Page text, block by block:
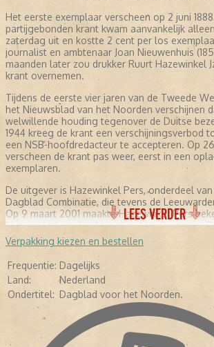
Het eerste exemplaar verscheen op 2 juni
partijgebonden krant kwam aanvankelijk
zaterdag uit en kostte 2 cent per los
journalist en ambtenaar Joan Nieuwenhuis
maanden later zou drukker Ruurt Hazewinkel
krant overnemen.
Tijdens de eerste vier jaren van de Tweede
het Nieuwsblad van het Noorden verschijnen
welwillende houding tegenover de Duitse
1944 kreeg de krant een verschijningsverbod
een NSB-hoofdredacteur te accepteren. Op
verscheen de krant pas weer, eerst in een
exemplaren.
De uitgever is Hazewinkel Pers, onderdeel
Dagblad Combinatie, die tevens de
Op 9 maart 2001 maakte Hazewinkel Pers
Nieuwsblad van het Noorden, Het Groninger
Drentse Courant worden samengevoegd tot
1 april 2002 verschijnt de nieuwe krant voor
naam Dagblad van het Noorden
LEES VERDER
Verpakking kiezen en bestellen
Frequentie: Dagelijks
Land:
Nederland
Ondertitel: Dagblad voor het Noorden.